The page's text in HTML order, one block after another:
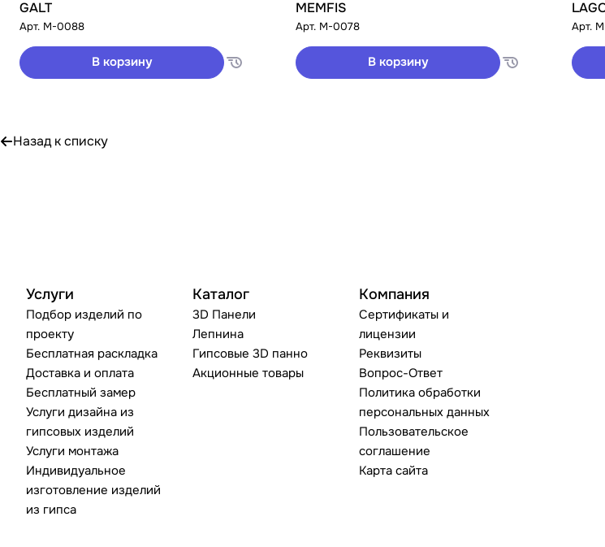
GALT
Арт. M-0088
В корзину
MEMFIS
Арт. M-0078
В корзину
Арт.
Назад к списку
Услуги
Подбор изделий по
проекту
Бесплатная раскладка
Доставка и оплата
Бесплатный замер
Услуги дизайна из
гипсовых изделий
Услуги монтажа
Индивидуальное
изготовление изделий
из гипса
Каталог
3D Панели
Лепнина
Гипсовые 3D панно
Акционные товары
Компания
Сертификаты и
лицензии
Реквизиты
Вопрос-Ответ
Политика обработки
персональных данных
Пользовательское
соглашение
Карта сайта